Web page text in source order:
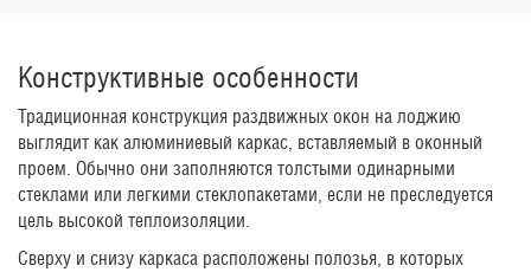
Конструктивные особенности
Традиционная конструкция раздвижных окон на лоджию
выглядит как алюминиевый каркас, вставляемый в оконный
проем. Обычно они заполняются толстыми одинарными
стеклами или легкими стеклопакетами, если не преследуется
цель высокой теплоизоляции.
Сверху и снизу каркаса расположены полозья, в которых